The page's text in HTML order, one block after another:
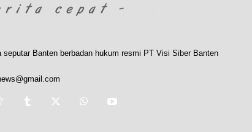
Banten berbadan hukum resmi PT Visi Siber Banten